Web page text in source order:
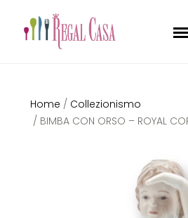
Home / Collezionismo
/ BIMBA CON ORSO – ROYAL